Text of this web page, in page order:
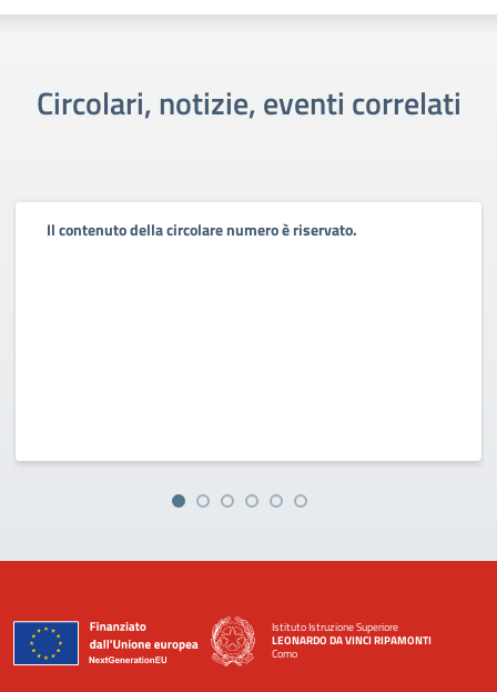
Circolari, notizie, eventi correlati
Il contenuto della circolare numero è riservato.
Istituto Istruzione Superiore
LEONARDO DA VINCI RIPAMONTI
Como